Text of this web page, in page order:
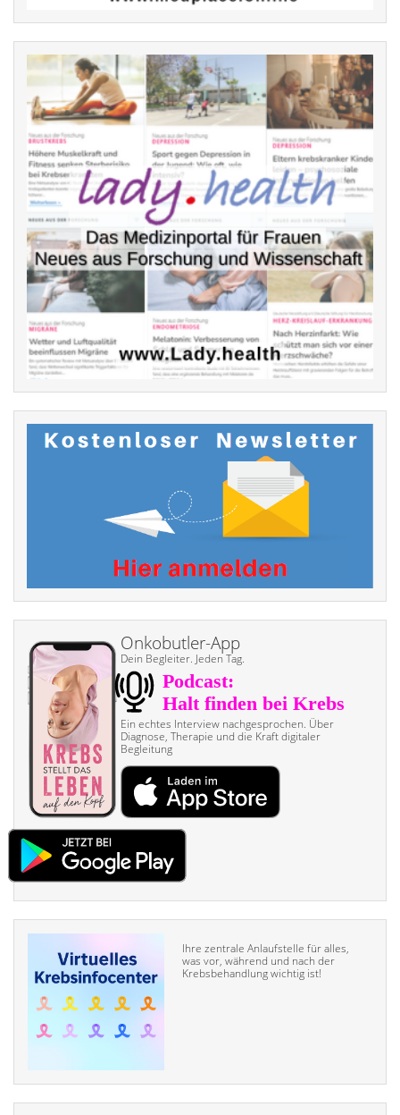
Onkobutler-App
Dein Begleiter. Jeden Tag.
Ein echtes Interview nach­gesprochen. Über
Diagnose, Therapie und die Kraft digitaler
Begleitung
Ihre zentrale Anlaufstelle für alles,
was vor, während und nach der
Krebsbehandlung wichtig ist!